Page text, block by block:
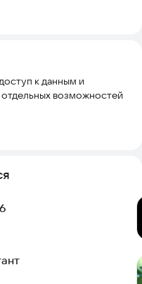
к данным и
возможностей